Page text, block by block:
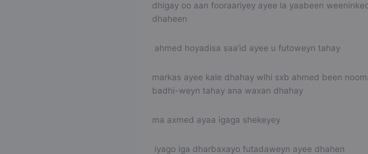
dhigay oo aan fooraariyey ayee la yaabeen
dhaheen
ahmed hoyadisa saa’id ayee u futoweyn tahay
markas ayee kale dhahay wlhi sxb ahmed been
badhi-weyn tahay ana waxan dhahay
ma axmed ayaa igaga shekeyey
iyago iga dharbaxayo futadaweyn ayee dhahen